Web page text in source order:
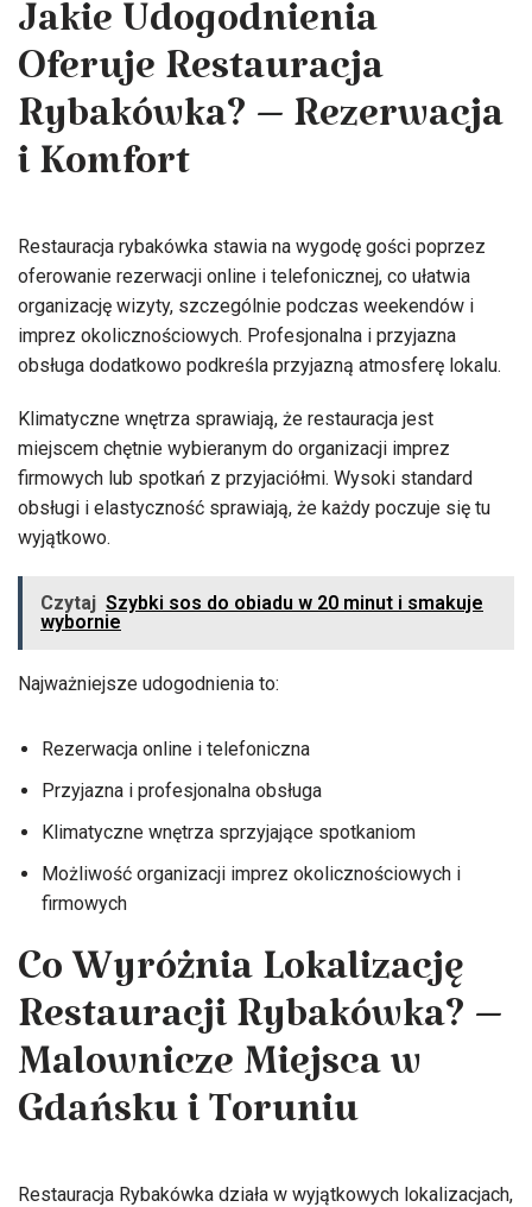
Jakie Udogodnienia
Oferuje Restauracja
Rybakówka? – Rezerwacja
i Komfort
Restauracja rybakówka stawia na wygodę gości poprzez
oferowanie rezerwacji online i telefonicznej, co ułatwia
organizację wizyty, szczególnie podczas weekendów i
imprez okolicznościowych. Profesjonalna i przyjazna
obsługa dodatkowo podkreśla przyjazną atmosferę lokalu.
Klimatyczne wnętrza sprawiają, że restauracja jest
miejscem chętnie wybieranym do organizacji imprez
firmowych lub spotkań z przyjaciółmi. Wysoki standard
obsługi i elastyczność sprawiają, że każdy poczuje się tu
wyjątkowo.
Czytaj Szybki sos do obiadu w 20 minut i smakuje
wybornie
Najważniejsze udogodnienia to:
Rezerwacja online i telefoniczna
Przyjazna i profesjonalna obsługa
Klimatyczne wnętrza sprzyjające spotkaniom
Możliwość organizacji imprez okolicznościowych i
firmowych
Co Wyróżnia Lokalizację
Restauracji Rybakówka? –
Malownicze Miejsca w
Gdańsku i Toruniu
Restauracja Rybakówka działa w wyjątkowych lokalizacjach,